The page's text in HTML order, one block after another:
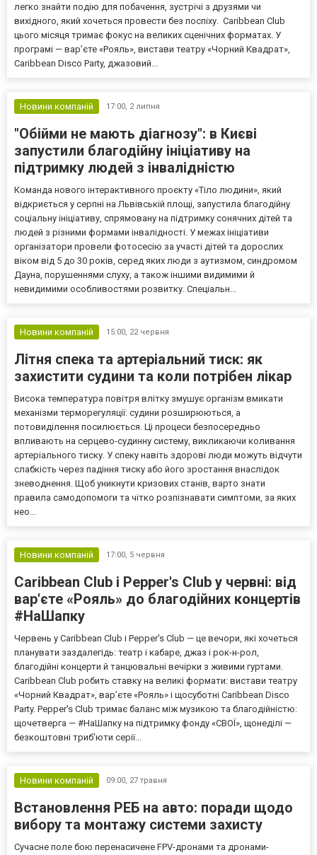
легко знайти подію для побачення, зустрічі з друзями чи
вихідного, який хочеться провести без поспіху. Caribbean Club
цього місяця тримає фокус на великих сценічних форматах. У
програмі — вар’єте «Рояль», вистави театру «Чорний Квадрат»,
Caribbean Disco Party, джазовий...
Новини компаній 17:00, 2 липня
"Обійми не мають діагнозу": в Києві
запустили благодійну ініціативу на
підтримку людей з інвалідністю
Команда нового інтерактивного проєкту «Тіло людини», який
відкриється у серпні на Львівській площі, запустила благодійну
соціальну ініціативу, спрямовану на підтримку сонячних дітей та
людей з різними формами інвалідності. У межах ініціативи
організатори провели фотосесію за участі дітей та дорослих
віком від 5 до 30 років, серед яких люди з аутизмом, синдромом
Дауна, порушеннями слуху, а також іншими видимими й
невидимими особливостями розвитку. Спеціальн...
Новини компаній 15:00, 22 червня
Літня спека та артеріальний тиск: як
захистити судини та коли потрібен лікар
Висока температура повітря влітку змушує організм вмикати
механізми терморегуляції: судини розширюються, а
потовиділення посилюється. Ці процеси безпосередньо
впливають на серцево-судинну систему, викликаючи коливання
артеріального тиску. У спеку навіть здорові люди можуть відчути
слабкість через падіння тиску або його зростання внаслідок
зневоднення. Щоб уникнути кризових станів, варто знати
правила самодопомоги та чітко розпізнавати симптоми, за яких
нео...
Новини компаній 17:00, 5 червня
Caribbean Club і Pepper's Club у червні: від
вар'єте «Рояль» до благодійних концертів
#НаШапку
Червень у Caribbean Club і Pepper's Club — це вечори, які хочеться
планувати заздалегідь: театр і кабаре, джаз і рок-н-рол,
благодійні концерти й танцювальні вечірки з живими гуртами.
Caribbean Club робить ставку на великі формати: вистави театру
«Чорний Квадрат», вар’єте «Рояль» і щосуботні Caribbean Disco
Party. Pepper's Club тримає баланс між музикою та благодійністю:
щочетверга — #НаШапку на підтримку фонду «СВОЇ», щонеділі —
безкоштовні триб'юти серії...
Новини компаній 09:00, 27 травня
Встановлення РЕБ на авто: поради щодо
вибору та монтажу системи захисту
Сучасне поле бою перенасичене FPV-дронами та дронами-